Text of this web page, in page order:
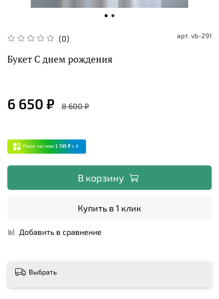
(0) арт. vb-291
Букет С днем рождения
6 650 ₽ 8 600 ₽
Плати частями 1 745 ₽ x 4
В корзину
Купить в 1 клик
Добавить в сравнение
Выбрать